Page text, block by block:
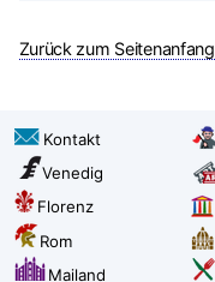
Zurück zum Seitenanfang
Kontakt
Venedig
Florenz
Rom
Mailand